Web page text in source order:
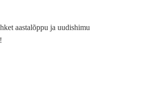
aastalõppu ja uudishimu